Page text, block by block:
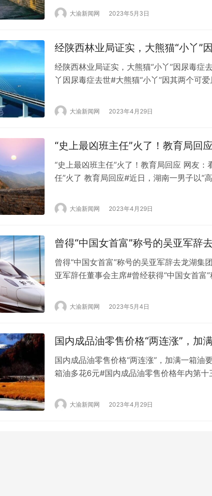
产业发展公平竞争的环境，损害了其他国家
大渝新闻网 2023年5月3日
经陕西林业局证实，大熊猫“小丫”
经陕西林业局证实，大熊猫“小丫”因尿毒症
丫因尿毒症去世#大熊猫“小丫”因其两个可
林业局相关人士回应媒体记者称，小燕确实
猫‘小丫’没了，真的吗？”最近，大熊猫小丫
大渝新闻网 2023年4月29日
“史上最凶班主任”火了！教育局回
“史上最凶班主任”火了！教育局回应 网友
任”火了 教育局回应#近日，湖南一男子以“
男子所在地的教育部门表示，在当地教师中
大渝新闻网 2023年4月29日
曾得“中国女首富”称号的吴亚军辞
曾得“中国女首富”称号的吴亚军辞去龙湖集
亚军辞任董事会主席#曾经获得“中国女首富
告称，吴亚军辞任龙湖集团执行董事兼董事
大渝新闻网 2023年5月4日
国内成品油零售价格“两连涨”，加
国内成品油零售价格“两连涨”，加满一箱油
箱油多花6元#国内成品油零售价格年内第十
92号汽油上调0.12元/升，95号汽油和0号
大渝新闻网 2023年4月29日
活版升级用卡新体验